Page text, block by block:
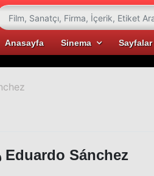
Anasayfa Sinema Sayfalar
Eduardo Sánchez